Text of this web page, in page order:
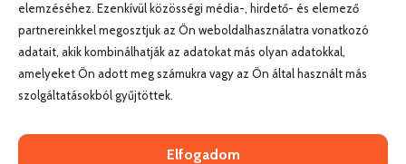
elemzéséhez. Ezenkívül közösségi média-, hirdető- és elemező
partnereinkkel megosztjuk az Ön weboldalhasználatra vonatkozó
adatait, akik kombinálhatják az adatokat más olyan adatokkal,
amelyeket Ön adott meg számukra vagy az Ön által használt más
szolgáltatásokból gyűjtöttek.
Elfogadom